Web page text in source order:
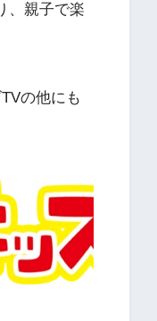
、親子で楽
の他にも